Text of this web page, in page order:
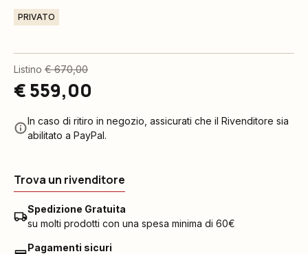
PRIVATO
Listino € 670,00
€ 559,00
In caso di ritiro in negozio, assicurati che il Rivenditore sia
abilitato a PayPal.
Trova un rivenditore
Spedizione Gratuita
su molti prodotti con una spesa minima di 60€
Pagamenti sicuri